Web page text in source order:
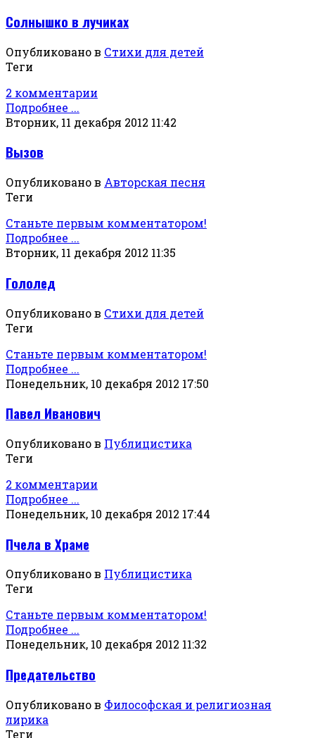
Солнышко в лучиках
Опубликовано в Стихи для детей
Теги
2 комментарии
Подробнее ...
Вторник, 11 декабря 2012 11:42
Вызов
Опубликовано в Авторская песня
Теги
Станьте первым комментатором!
Подробнее ...
Вторник, 11 декабря 2012 11:35
Гололед
Опубликовано в Стихи для детей
Теги
Станьте первым комментатором!
Подробнее ...
Понедельник, 10 декабря 2012 17:50
Павел Иванович
Опубликовано в Публицистика
Теги
2 комментарии
Подробнее ...
Понедельник, 10 декабря 2012 17:44
Пчела в Храме
Опубликовано в Публицистика
Теги
Станьте первым комментатором!
Подробнее ...
Понедельник, 10 декабря 2012 11:32
Предательство
Опубликовано в Философская и религиозная
лирика
Теги